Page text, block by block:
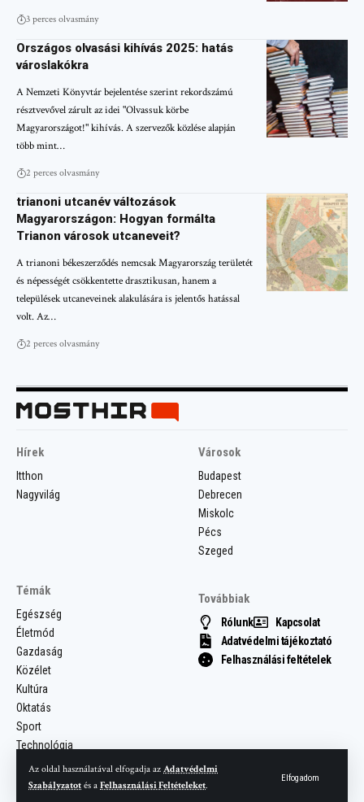
Az oldal használatával elfogadja az Adatvédelmi
Szabályzatot és a Felhasználási Feltételeket.
Elfogadom
3 perces olvasmány
Országos olvasási kihívás 2025: hatás
városlakókra
A Nemzeti Könyvtár bejelentése szerint rekordszámú
résztvevővel zárult az idei "Olvassuk körbe
Magyarországot!" kihívás. A szervezők közlése alapján
több mint…
2 perces olvasmány
trianoni utcanév változások
Magyarországon: Hogyan formálta
Trianon városok utcaneveit?
A trianoni békeszerződés nemcsak Magyarország területét
és népességét csökkentette drasztikusan, hanem a
települések utcaneveinek alakulására is jelentős hatással
volt. Az…
2 perces olvasmány
Hírek
Itthon
Nagyvilág
Városok
Budapest
Debrecen
Miskolc
Pécs
Szeged
Témák
Egészség
Életmód
Gazdaság
Közélet
Kultúra
Oktatás
Sport
Technológia
Továbbiak
Rólunk
Kapcsolat
Adatvédelmi tájékoztató
Felhasználási feltételek
© 2025 Most Hír. Minden jog fenntartva.